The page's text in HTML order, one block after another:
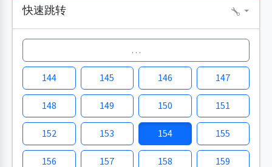
快速跳转
…
144 145 146 147
148 149 150 151
152 153 154 155
156 157 158 159